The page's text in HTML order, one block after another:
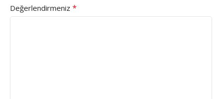
Değerlendirmeniz *